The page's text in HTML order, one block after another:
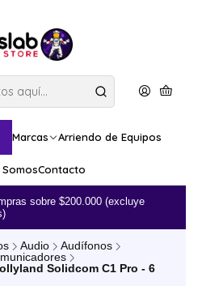
Marcas Arriendo de Equipos
Contacto
sobre $200.000 (excluye
Audio
Audífonos
Solidcom C1 Pro - 6